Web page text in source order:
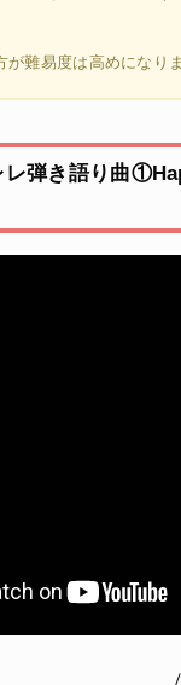
が難易度は高めになりま
レ弾き語り曲